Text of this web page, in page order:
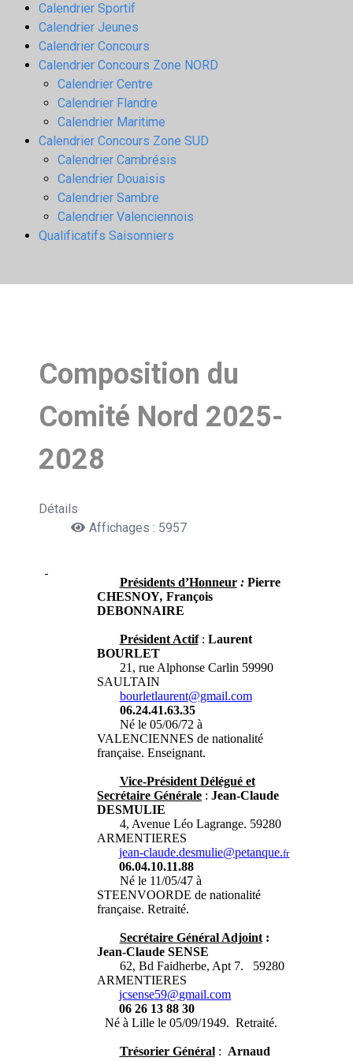
Calendrier Sportif
Calendrier Jeunes
Calendrier Concours
Calendrier Concours Zone NORD
Calendrier Centre
Calendrier Flandre
Calendrier Maritime
Calendrier Concours Zone SUD
Calendrier Cambrésis
Calendrier Douaisis
Calendrier Sambre
Calendrier Valenciennois
Qualificatifs Saisonniers
Composition du
Comité Nord 2025-
2028
Détails
Affichages : 5957